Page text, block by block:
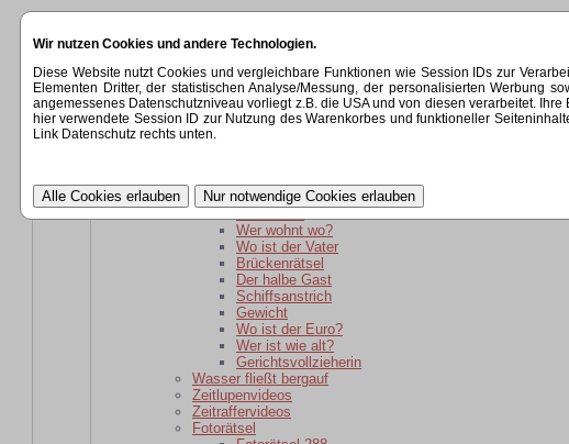
Wir nutzen Cookies und andere Technologien.
Diese Website nutzt Cookies und vergleichbare Funktionen wie Session IDs zur
Elementen Dritter, der statistischen Analyse/Messung, der personalisierten
angemessenes Datenschutzniveau vorliegt z.B. die USA und von diesen verarbeitet.
hier verwendete Session ID zur Nutzung des Warenkorbes und funktioneller
Link Datenschutz rechts unten.
Kategorien
Rätsel
Rätsel für daheim gebliebene
Wer ist wie alt?
wer ist weiter weg?
kaputte Sicherung
Kartoffelsackrätsel
Wer wohnt wo?
Wo ist der Vater
Brückenrätsel
Der halbe Gast
Schiffsanstrich
Gewicht
Wo ist der Euro?
Wer ist wie alt?
Gerichtsvollzieherin
Wasser fließt bergauf
Zeitlupenvideos
Zeitraffervideos
Fotorätsel